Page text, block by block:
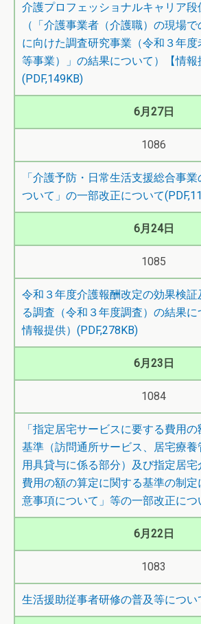
介護プロフェッショナルキャリア段
（「介護事業者（介護職）の現場
に向けた調査研究事業（令和３年
等事業）」の結果について）【情報
(PDF,149KB)
6月27日
1086
「介護予防・日常生活支援総合事
ついて」の一部改正について
6月24日
1085
令和３年度介護報酬改定の効果検
る調査（令和３年度調査）の結果に
情報提供）(PDF,278KB)
6月23日
1084
「指定居宅サービスに要する費用
基準（訪問通所サービス、居宅療
用具貸与に係る部分）及び指定居宅
費用の額の算定に関する基準の制定
意事項について」等の一部改正につ
6月22日
1083
生活援助従事者研修の普及等につい